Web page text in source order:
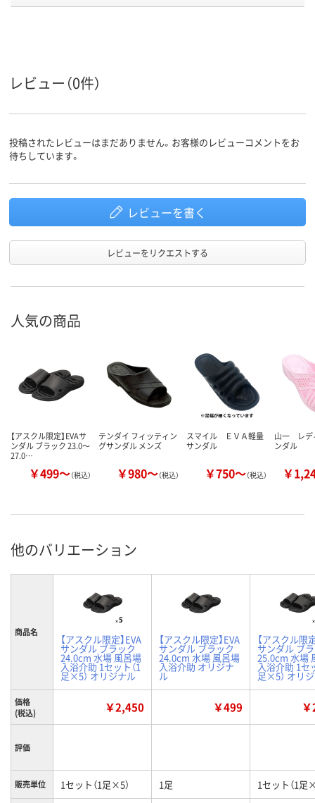
レビュー（0件）
投稿されたレビューはまだありません。お客様のレビューコメントをお
待ちしています。
レビューを書く
レビューをリクエストする
人気の商品
【アスクル限定】EVAサ
ンダル ブラック 23.0～
27.0…
￥499～（税込）
テンダイ フィッティン
グサンダル メンズ
￥980～（税込）
スマイル ＥＶＡ軽量
サンダル
￥750～（税込）
山一 レデ
ンダル
￥
他のバリエーション
商品名
【アスクル限定】EVA
サンダル ブラック
24.0cm 水場 風呂場
入浴介助 1セット（1
足×5） オリジナル
【アスクル限定】EVA
サンダル ブラック
24.0cm 水場 風呂場
入浴介助 オリジナ
ル
【アスクル限
サンダル ブ
25.0cm 水場
入浴介助 1セ
足×5） オリ
価格
(税込)
￥2,450 ￥499
評価
販売単位 1セット（1足×5） 1足 1セット（1足